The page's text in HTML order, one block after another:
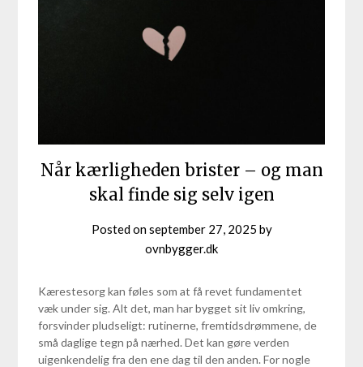
Når kærligheden brister – og man
skal finde sig selv igen
Posted onseptember 27, 2025 by
ovnbygger.dk
Kærestesorg kan føles som at få revet fundamentet
væk under sig. Alt det, man har bygget sit liv omkring,
forsvinder pludseligt: rutinerne, fremtidsdrømmene, de
små daglige tegn på nærhed. Det kan gøre verden
uigenkendelig fra den ene dag til den anden. For nogle